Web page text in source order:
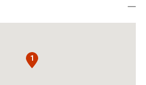
びご利用には、以下の制限がございま
ださい。
です。韓国籍の方は購入および使用がで
1